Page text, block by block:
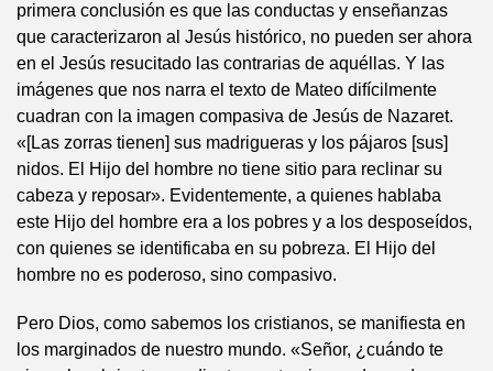
primera conclusión es que las conductas y enseñanzas
que caracterizaron al Jesús histórico, no pueden ser ahora
en el Jesús resucitado las contrarias de aquéllas. Y las
imágenes que nos narra el texto de Mateo difícilmente
cuadran con la imagen compasiva de Jesús de Nazaret.
«[Las zorras tienen] sus madrigueras y los pájaros [sus]
nidos. El Hijo del hombre no tiene sitio para reclinar su
cabeza y reposar». Evidentemente, a quienes hablaba
este Hijo del hombre era a los pobres y a los desposeídos,
con quienes se identificaba en su pobreza. El Hijo del
hombre no es poderoso, sino compasivo.
Pero Dios, como sabemos los cristianos, se manifiesta en
los marginados de nuestro mundo. «Señor, ¿cuándo te